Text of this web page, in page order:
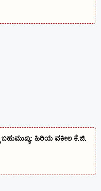
ಬಹುಮುಖ್ಯ: ಹಿರಿಯ ವಕೀಲ ಕೆ.ಜಿ.